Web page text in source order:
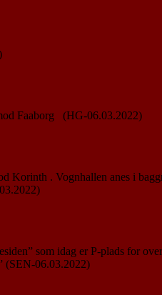
Faaborg (HG-06.03.2022)
Korinth . Vognhallen anes i
som idag er P-plads for
(SEN-06.03.2022)